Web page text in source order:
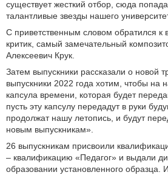
существует жесткий отбор, сюда
талантливые звезды нашего
С приветственным словом обратился к
критик, самый замечательный
Алексеевич Крук.
Затем выпускники рассказали о новой
выпускники 2022 года хотим, чтобы на
капсула времени, которая будет
пусть эту капсулу передадут в руки
продолжат нашу летопись, и будут
новым выпускникам».
26 выпускникам присвоили
– квалификацию «Педагог» и выдали
образовании установленного образца.